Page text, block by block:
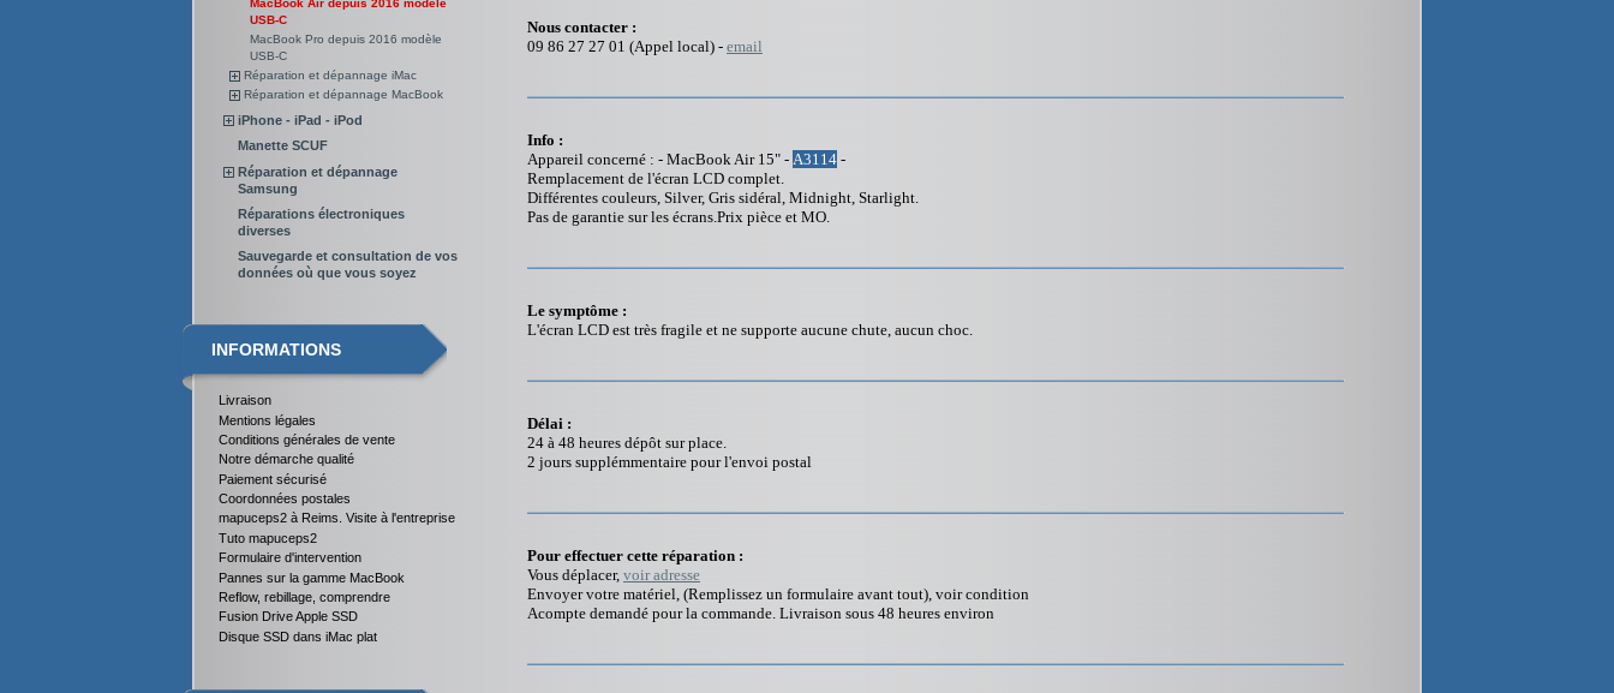
MacBook Air depuis 2016 modèle
USB-C
MacBook Pro depuis 2016 modèle
USB-C
Réparation et dépannage iMac
Réparation et dépannage MacBook
iPhone - iPad - iPod
Manette SCUF
Réparation et dépannage
Samsung
Réparations électroniques
diverses
Sauvegarde et consultation de vos
données où que vous soyez
INFORMATIONS
Livraison
Mentions légales
Conditions générales de vente
Notre démarche qualité
Paiement sécurisé
Coordonnées postales
mapuceps2 à Reims. Visite à l'entreprise
Tuto mapuceps2
Formulaire d'intervention
Pannes sur la gamme MacBook
Reflow, rebillage, comprendre
Fusion Drive Apple SSD
Disque SSD dans iMac plat
Nous contacter :
09 86 27 27 01 (Appel local) - email
Info :
Appareil concerné : - MacBook Air 15" - A3114 -
Remplacement de l'écran LCD complet.
Différentes couleurs, Silver, Gris sidéral, Midnight, Starlight.
Pas de garantie sur les écrans.Prix pièce et MO.
Le symptôme :
L'écran LCD est très fragile et ne supporte aucune chute, aucun choc.
Délai :
24 à 48 heures dépôt sur place.
2 jours supplémmentaire pour l'envoi postal
Pour effectuer cette réparation :
Vous déplacer, voir adresse
Envoyer votre matériel, (Remplissez un formulaire avant tout), voir condition
Acompte demandé pour la commande. Livraison sous 48 heures environ